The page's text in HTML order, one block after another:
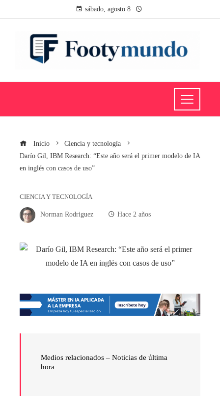
sábado, agosto 8
Inicio
Ciencia y tecnología
Darío Gil, IBM Research: “Este año será el primer modelo de IA
en inglés con casos de uso”
CIENCIA Y TECNOLOGÍA
Norman Rodriguez Hace 2 años
Medios relacionados – Noticias de última
hora